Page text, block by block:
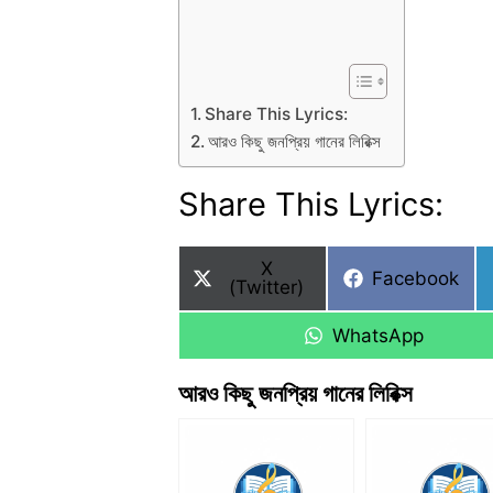
Share This Lyrics:
আরও কিছু জনপ্রিয় গানের লিরিক্স
Share This Lyrics:
Share
on
X
(Twitter)
Share
Facebook
Share
WhatsApp
আরও কিছু জনপ্রিয় গানের লিরিক্স